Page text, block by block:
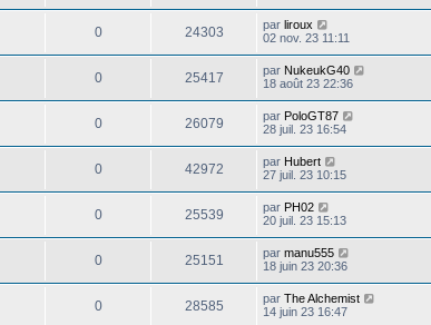
0 24303 par liroux
02 nov. 23 11:11
0 25417 par NukeukG40
18 août 23 22:36
0 26079 par PoloGT87
28 juil. 23 16:54
0 42972 par Hubert
27 juil. 23 10:15
0 25539 par PH02
20 juil. 23 15:13
0 25151 par manu555
18 juin 23 20:36
0 28585 par The Alchemist
14 juin 23 16:47